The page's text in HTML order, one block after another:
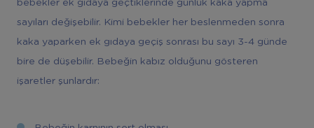
bebekler ek gıdaya geçtiklerinde günlük kaka yapma
sayıları değişebilir. Kimi bebekler her beslenmeden sonra
kaka yaparken ek gıdaya geçiş sonrası bu sayı 3-4 günde
bire de düşebilir. Bebeğin kabız olduğunu gösteren
işaretler şunlardır: